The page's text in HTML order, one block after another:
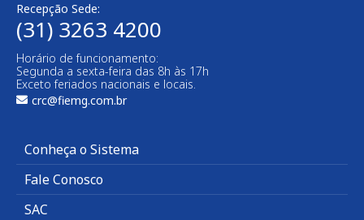
Recepção Sede:
(31) 3263 4200
Horário de funcionamento:
Segunda a sexta-feira das 8h às 17h
Exceto feriados nacionais e locais.
crc@fiemg.com.br
Conheça o Sistema
Fale Conosco
SAC